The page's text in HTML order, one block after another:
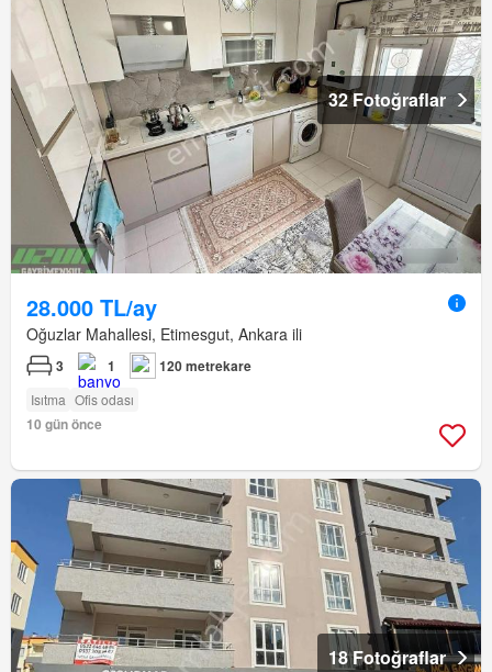
32 Fotoğraflar
28.000 TL/ay
Oğuzlar Mahallesi, Etimesgut, Ankara ili
3 1 120 metrekare
Isıtma Ofis odası
10 gün önce
18 Fotoğraflar